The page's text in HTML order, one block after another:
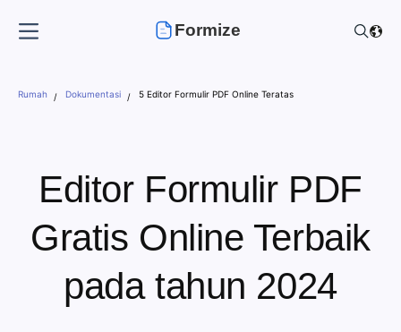
Formize
Rumah Dokumentasi 5 Editor Formulir PDF Online Teratas
Editor Formulir PDF
Gratis Online Terbaik
pada tahun 2024